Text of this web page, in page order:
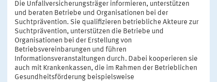
Die Unfallversicherungsträger informieren, unterstützen
und beraten Betriebe und Organisationen bei der
Suchtprävention. Sie qualifizieren betriebliche Akteure zur
Suchtprävention, unterstützen die Betriebe und
Organisationen bei der Erstellung von
Betriebsvereinbarungen und führen
Informationsveranstaltungen durch. Dabei kooperieren sie
auch mit Krankenkassen, die im Rahmen der Betrieblichen
Gesundheitsförderung beispielsweise